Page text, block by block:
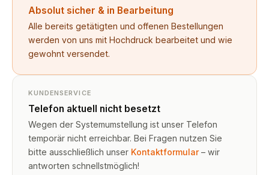
Absolut sicher & in Bearbeitung
Alle bereits getätigten und offenen Bestellungen
werden von uns mit Hochdruck bearbeitet und wie
gewohnt versendet.
KUNDENSERVICE
Telefon aktuell nicht besetzt
Wegen der Systemumstellung ist unser Telefon
temporär nicht erreichbar. Bei Fragen nutzen Sie
bitte ausschließlich unser Kontaktformular– wir
antworten schnellstmöglich!